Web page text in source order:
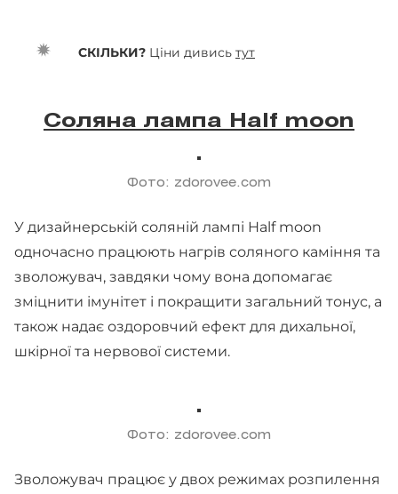
СКІЛЬКИ? Ціни дивись тут
Соляна лампа Half moon
Фото: zdorovee.com
У дизайнерській соляній лампі Half moon
одночасно працюють нагрів соляного каміння та
зволожувач, завдяки чому вона допомагає
зміцнити імунітет і покращити загальний тонус, а
також надає оздоровчий ефект для дихальної,
шкірної та нервової системи.
Фото: zdorovee.com
Зволожувач працює у двох режимах розпилення